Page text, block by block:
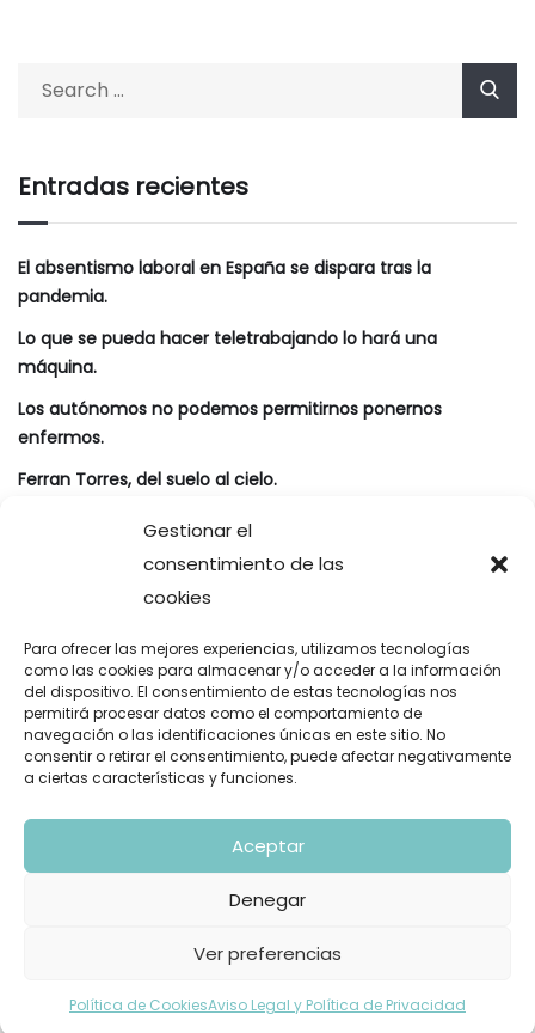
Gestionar el
consentimiento de las
cookies
Para ofrecer las mejores experiencias, utilizamos tecnologías
como las cookies para almacenar y/o acceder a la información
del dispositivo. El consentimiento de estas tecnologías nos
permitirá procesar datos como el comportamiento de
navegación o las identificaciones únicas en este sitio. No
consentir o retirar el consentimiento, puede afectar negativamente
a ciertas características y funciones.
Aceptar
Denegar
Ver preferencias
Política de CookiesAviso Legal y Política de Privacidad
Entradas recientes
El absentismo laboral en España se dispara tras la
pandemia.
Lo que se pueda hacer teletrabajando lo hará una
máquina.
Los autónomos no podemos permitirnos ponernos
enfermos.
Ferran Torres, del suelo al cielo.
La baja que ganó un torneo de pádel.
Comentarios recientes
Gustavo FuentesenLa oda del león y la gacela aplicada a
los negocios y a la empresa
Santiago José López BorrazásenElon Musk jamás triunfaría
en España
¿Es Inditex un ‘cisne negro’? | BlogenINDITEX: La situación
geográfica no es importante.
Mi libro